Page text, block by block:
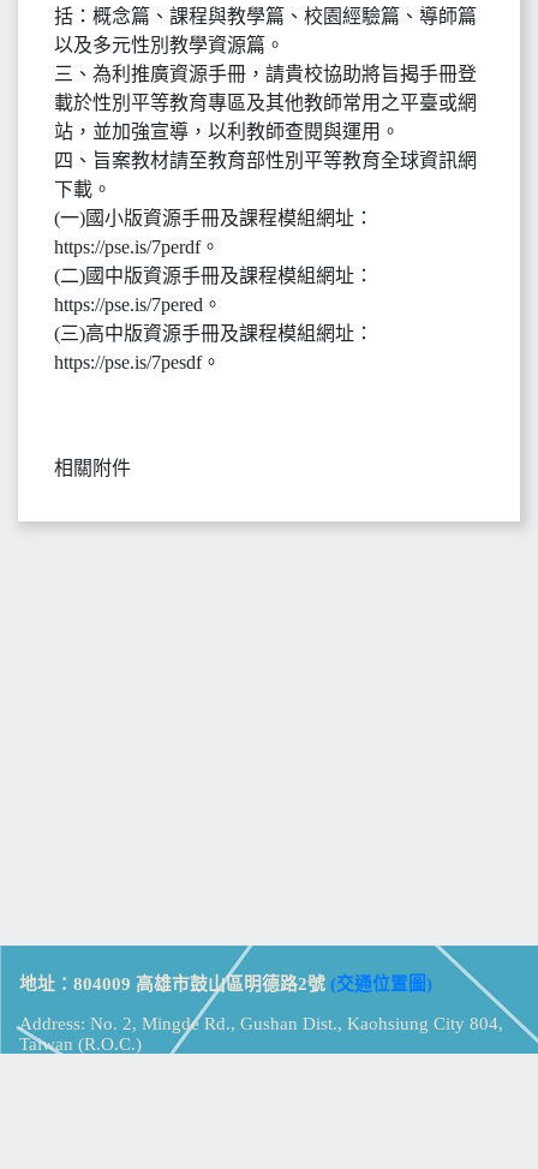
括：概念篇、課程與教學篇、校園經驗篇、導師篇
以及多元性別教學資源篇。
三、為利推廣資源手冊，請貴校協助將旨揭手冊登
載於性別平等教育專區及其他教師常用之平臺或網
站，並加強宣導，以利教師查閱與運用。
四、旨案教材請至教育部性別平等教育全球資訊網
下載。
(一)國小版資源手冊及課程模組網址：
https://pse.is/7perdf。
(二)國中版資源手冊及課程模組網址：
https://pse.is/7pered。
(三)高中版資源手冊及課程模組網址：
https://pse.is/7pesdf。
相關附件
地址：804009 高雄市鼓山區明德路2號 (交通位置圖)
Address: No. 2, Mingde Rd., Gushan Dist., Kaohsiung City 804,
Taiwan (R.O.C.)